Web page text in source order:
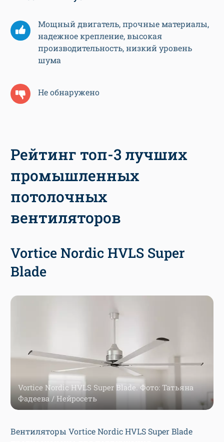
Мощный двигатель, прочные материалы,
надежное крепление, высокая
производительность, низкий уровень
шума
Не обнаружено
Рейтинг топ-3 лучших
промышленных
потолочных
вентиляторов
Vortice Nordic HVLS Super
Blade
Vortice Nordic HVLS Super Blade. Фото: Татьяна
Фадеева / Нейросеть
Вентиляторы Vortice Nordic HVLS Super Blade